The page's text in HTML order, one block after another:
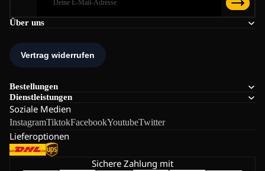
Über uns
Bestellungen
Dienstleistungen
Soziale Medien
InstagramTiktokFacebookYoutubeTwitter
Lieferoptionen
Sichere Zahlung mit